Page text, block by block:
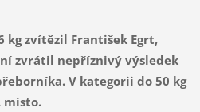
kg zvítězil František Egrt,
zvrátil nepříznivý výsledek
V kategorii do 50 kg
místo.